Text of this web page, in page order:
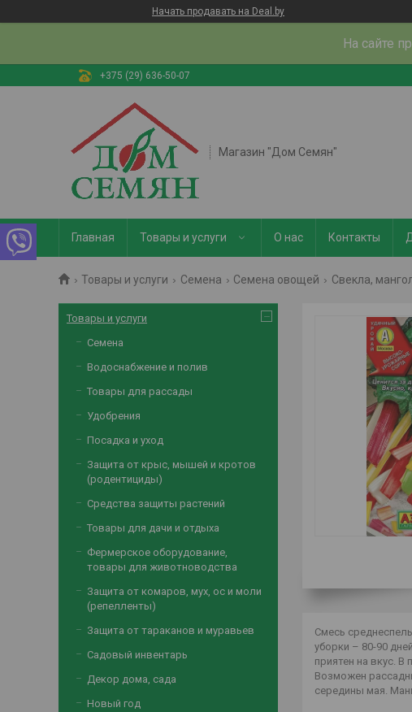
Начать продавать на Deal.by
На сайте
+375 (29) 636-50-07
Магазин "Дом Семян"
Главная Товары и услуги О нас Контакты
Товары и услуги Семена Семена овощей Свекла,
Смесь
уборки – 80-90
приятен на вкус.
Возможен
середины мая.
Товары и услуги
Семена
Водоснабжение и полив
Товары для рассады
Удобрения
Посадка и уход
Защита от крыс, мышей и кротов
(родентициды)
Средства защиты растений
Товары для дачи и отдыха
Фермерское оборудование,
товары для животноводства
Защита от комаров, мух, ос и моли
(репелленты)
Защита от тараканов и муравьев
Садовый инвентарь
Декор дома, сада
Новый год